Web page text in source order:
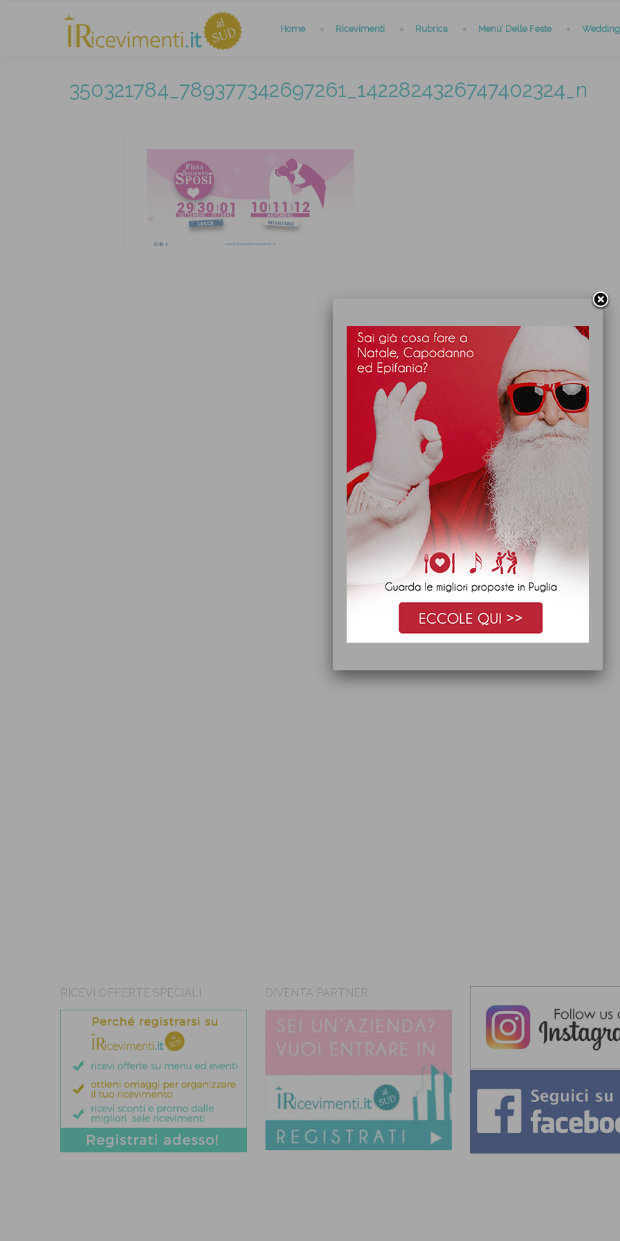
Home Ricevimenti Rubrica Menu’ Delle Feste
350321784_789377342697261_1422824326747402324_n
RICEVI OFFERTE SPECIALI DIVENTA PARTNER